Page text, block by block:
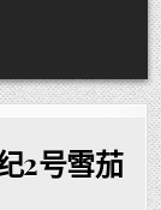
2号雪茄